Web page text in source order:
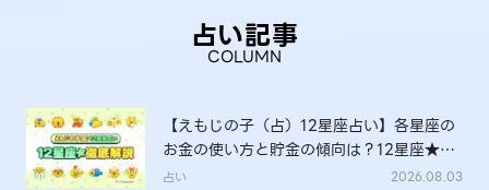
占い記事
COLUMN
【えもじの子（占）12星座占い】各星座の
お金の使い方と貯金の傾向は？12星座★徹
底解説
占い 2026.08.03